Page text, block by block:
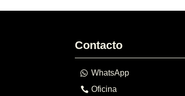
Contacto
WhatsApp
Oficina